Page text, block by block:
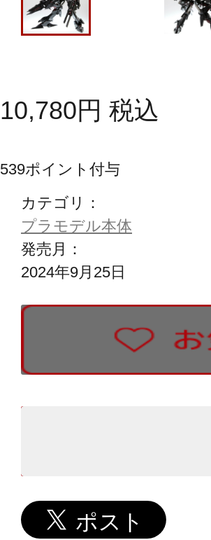
10,780円 税込
539ポイント付与
カテゴリ：
プラモデル本体
発売月：
2024年9月25日